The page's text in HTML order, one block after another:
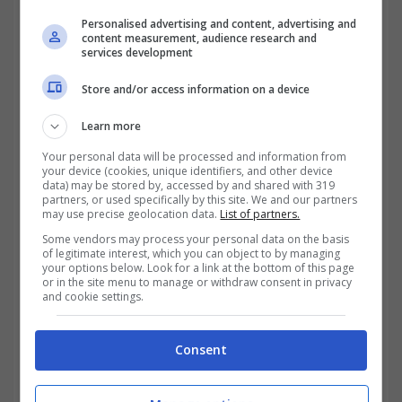
Un altro elemento cruciale è il tipo di
contratto di lavoro. Un contratto a tempo
indeterminato offre maggiori sicurezze
rispetto a un lavoro autonomo o a tempo
Personalised advertising and content, advertising and
content measurement, audience research and
services development
Store and/or access information on a device
Learn more
Your personal data will be processed and information from
your device (cookies, unique identifiers, and other device
data) may be stored by, accessed by and shared with 319
partners, or used specifically by this site. We and our partners
may use precise geolocation data. List of partners.
Some vendors may process your personal data on the basis
of legitimate interest, which you can object to by managing
your options below. Look for a link at the bottom of this page
or in the site menu to manage or withdraw consent in privacy
and cookie settings.
Consent